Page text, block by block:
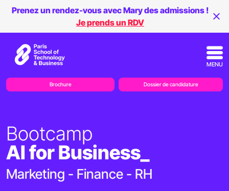
Bootcamp
AI for Business_
Marketing - Finance - RH
Prenez un rendez-vous avec Mary des admissions !
Je prends un RDV
MENU
Brochure Dossier de candidature